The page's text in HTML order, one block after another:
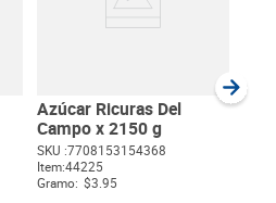
Azúcar Ricuras Del
Campo x 2150 g
SKU :7708153154368
Item:44225
Gramo: $3.95